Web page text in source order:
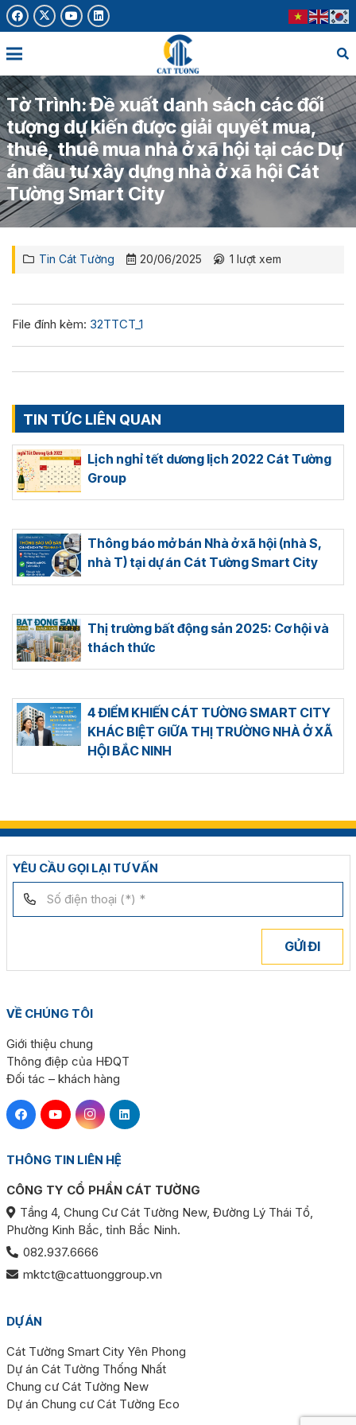
Tờ Trình: Đề xuất danh sách các đối
tượng dự kiến được giải quyết mua,
thuê, thuê mua nhà ở xã hội tại các Dự
án đầu tư xây dựng nhà ở xã hội Cát
Tường Smart City
Tin Cát Tường 20/06/2025 1 lượt xem
File đính kèm: 32TTCT_1
TIN TỨC LIÊN QUAN
Lịch nghỉ tết dương lịch 2022 Cát Tường
Group
Thông báo mở bán Nhà ở xã hội (nhà S,
nhà T) tại dự án Cát Tường Smart City
Thị trường bất động sản 2025: Cơ hội và
thách thức
4 ĐIỂM KHIẾN CÁT TƯỜNG SMART CITY
KHÁC BIỆT GIỮA THỊ TRƯỜNG NHÀ Ở XÃ
HỘI BẮC NINH
YÊU CẦU GỌI LẠI TƯ VẤN
GỬI ĐI
VỀ CHÚNG TÔI
Giới thiệu chung
Thông điệp của HĐQT
Đối tác – khách hàng
THÔNG TIN LIÊN HỆ
CÔNG TY CỔ PHẦN CÁT TƯỜNG
Tầng 4, Chung Cư Cát Tường New, Đường Lý Thái Tổ,
Phường Kinh Bắc, tỉnh Bắc Ninh.
082.937.6666
mktct@cattuonggroup.vn
DỰ ÁN
Cát Tường Smart City Yên Phong
Dự án Cát Tường Thống Nhất
Chung cư Cát Tường New
Dự án Chung cư Cát Tường Eco